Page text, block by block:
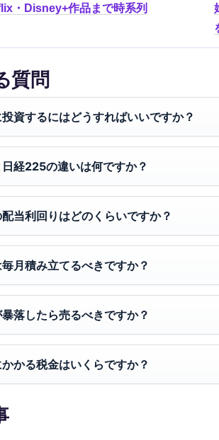
・Disney+作品まで時系列
質問
資するにはどうすればいいですか？
経225の違いは何ですか？
当利回りはどのくらいですか？
月積み立てるべきですか？
落したら売るべきですか？
かる税金はいくらですか？